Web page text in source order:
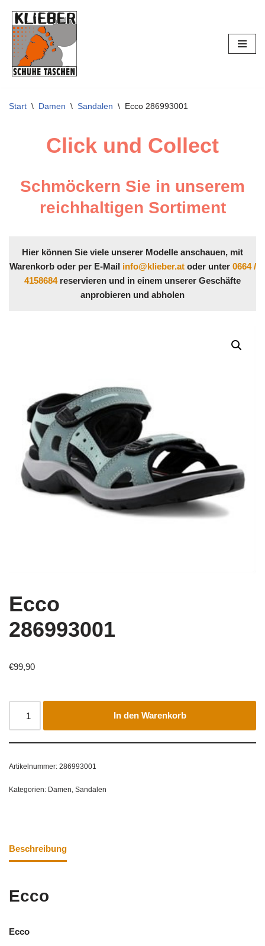
Zum
Inhalt
springen
Start \ Damen \ Sandalen \ Ecco 286993001
Click und Collect
Schmöckern Sie in unserem
reichhaltigen Sortiment
Hier können Sie viele unserer Modelle anschauen, mit
Warenkorb oder per E-Mail info@klieber.atoder unter 0664 /
4158684reservieren und in einem unserer Geschäfte
anprobieren und abholen
Ecco
286993001
€99,90
In den Warenkorb
Artikelnummer: 286993001
Kategorien: Damen, Sandalen
Beschreibung
Ecco
Ecco